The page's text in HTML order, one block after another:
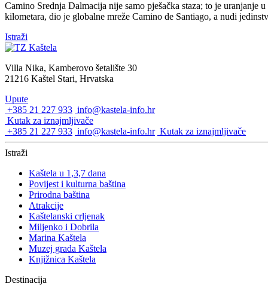
Camino Srednja Dalmacija nije samo pješačka staza; to je
kilometara, dio je globalne mreže Camino de Santiago, a nudi
Istraži
Villa Nika, Kamberovo šetalište 30
21216 Kaštel Stari, Hrvatska
Upute
+385 21 227 933 info@kastela-info.hr
Kutak za iznajmljivače
+385 21 227 933 info@kastela-info.hr Kutak za iznajmljivače
Istraži
Kaštela u 1,3,7 dana
Povijest i kulturna baština
Prirodna baština
Atrakcije
Kaštelanski crljenak
Miljenko i Dobrila
Marina Kaštela
Muzej grada Kaštela
Knjižnica Kaštela
Destinacija